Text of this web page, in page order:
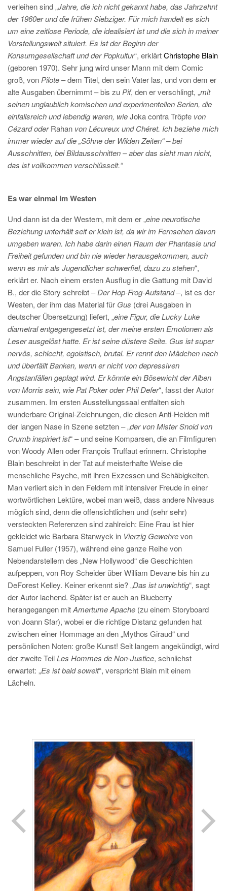
verleihen sind „Jahre, die ich nicht gekannt habe, das Jahrzehnt
der 1960er und die frühen Siebziger. Für mich handelt es sich
um eine zeitlose Periode, die idealisiert ist und die sich in meiner
Vorstellungswelt situiert. Es ist der Beginn der
Konsumgesellschaft und der Popkultur“, erklärtChristophe Blain
(geboren 1970). Sehr jung wird unser Mann mit dem Comic
groß, von Pilote– dem Titel, den sein Vater las, und von dem er
alte Ausgaben übernimmt – bis zu Pif, den er verschlingt, „mit
seinen unglaublich komischen und experimentellen Serien, die
einfallsreich und lebendig waren, wieJoka contra Tröpfe von
Cézard oderRahan von Lécureux und Chéret. Ich beziehe mich
immer wieder auf die „Söhne der Wilden Zeiten“ – bei
Ausschnitten, bei Bildausschnitten – aber das sieht man nicht,
das ist vollkommen verschlüsselt.“
Es war einmal im Westen
Und dann ist da der Western, mit dem er „eine neurotische
Beziehung unterhält seit er klein ist, da wir im Fernsehen davon
umgeben waren. Ich habe darin einen Raum der Phantasie und
Freiheit gefunden und bin nie wieder herausgekommen, auch
wenn es mir als Jugendlicher schwerfiel, dazu zu stehen“,
erklärt er. Nach einem ersten Ausflug in die Gattung mit David
B., der die Story schreibt –Der Hop-Frog-Aufstand–, ist es der
Westen, der ihm das Material für Gus (drei Ausgaben in
deutscher Übersetzung) liefert, „eine Figur, die Lucky Luke
diametral entgegengesetzt ist, der meine ersten Emotionen als
Leser ausgelöst hatte. Er ist seine düstere Seite. Gus ist super
nervös, schlecht, egoistisch, brutal. Er rennt den Mädchen nach
und überfällt Banken, wenn er nicht von depressiven
Angstanfällen geplagt wird. Er könnte ein Bösewicht der Alben
von Morris sein, wie Pat Poker oder Phil Defer“, fasst der Autor
zusammen. Im ersten Ausstellungssaal entfalten sich
wunderbare Original-Zeichnungen, die diesen Anti-Helden mit
der langen Nase in Szene setzten – „der von Mister Snoid von
Crumb inspiriert ist“ – und seine Komparsen, die an Filmfiguren
von Woody Allen oder François Truffaut erinnern. Christophe
Blain beschreibt in der Tat auf meisterhafte Weise die
menschliche Psyche, mit ihren Exzessen und Schäbigkeiten.
Man verliert sich in den Feldern mit intensiver Freude in einer
wortwörtlichen Lektüre, wobei man weiß, dass andere Niveaus
möglich sind, denn die offensichtlichen und (sehr sehr)
versteckten Referenzen sind zahlreich: Eine Frau ist hier
gekleidet wie Barbara Stanwyck in Vierzig Gewehrevon
Samuel Fuller (1957), während eine ganze Reihe von
Nebendarstellern des „New Hollywood“ die Geschichten
aufpeppen, von Roy Scheider über William Devane bis hin zu
DeForest Kelley. Keiner erkennt sie? „Das ist unwichtig“, sagt
der Autor lachend. Später ist er auch an Blueberry
herangegangen mitAmertume Apache (zu einem Storyboard
von Joann Sfar), wobei er die richtige Distanz gefunden hat
zwischen einer Hommage an den „Mythos Giraud“ und
persönlichen Noten: große Kunst! Seit langem angekündigt, wird
der zweite TeilLes Hommes de Non-Justice, sehnlichst
erwartet: „Es ist bald soweit“, verspricht Blain mit einem
Lächeln.